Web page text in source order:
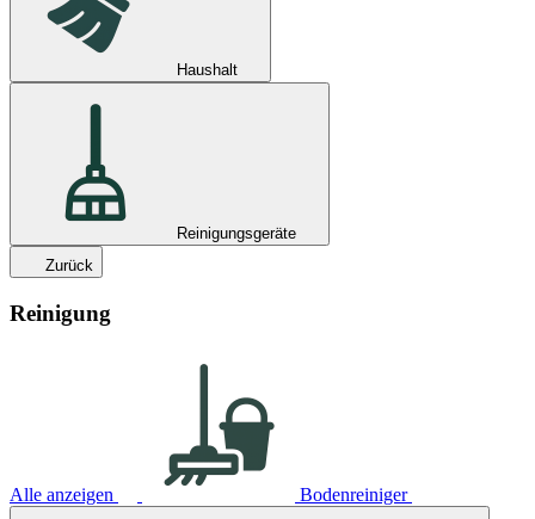
Haushalt
Reinigungsgeräte
Zurück
Reinigung
Alle anzeigen Bodenreiniger